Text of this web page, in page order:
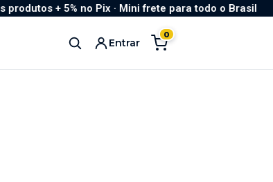
+ 5% no Pix · Mini frete para todo o Brasil
Entrar
0